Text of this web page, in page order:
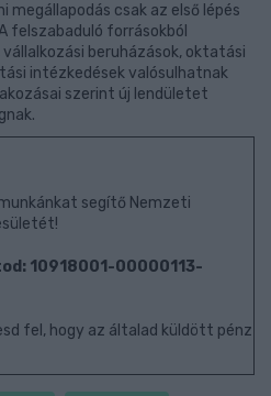
megállapodás csak az első lépés
felszabaduló forrásokból
beruházások, oktatási
intézkedések valósulhatnak
szerint új lendületet
segítő Nemzeti
10918001-00000113-
fel, hogy az általad küldött pénz